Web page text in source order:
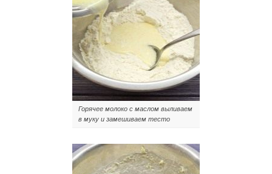
Горячее молоко с маслом выливаем
в муку и замешиваем тесто